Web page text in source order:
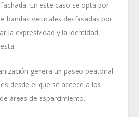
En este caso se opta por
bandas verticales desfasadas por
la expresividad y la identidad
genera un paseo peatonal
desde el que se accede a los
áreas de esparcimiento.